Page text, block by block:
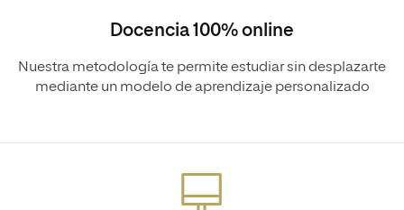
Docencia 100% online
Nuestra metodología te permite estudiar sin desplazarte
mediante un modelo de aprendizaje personalizado